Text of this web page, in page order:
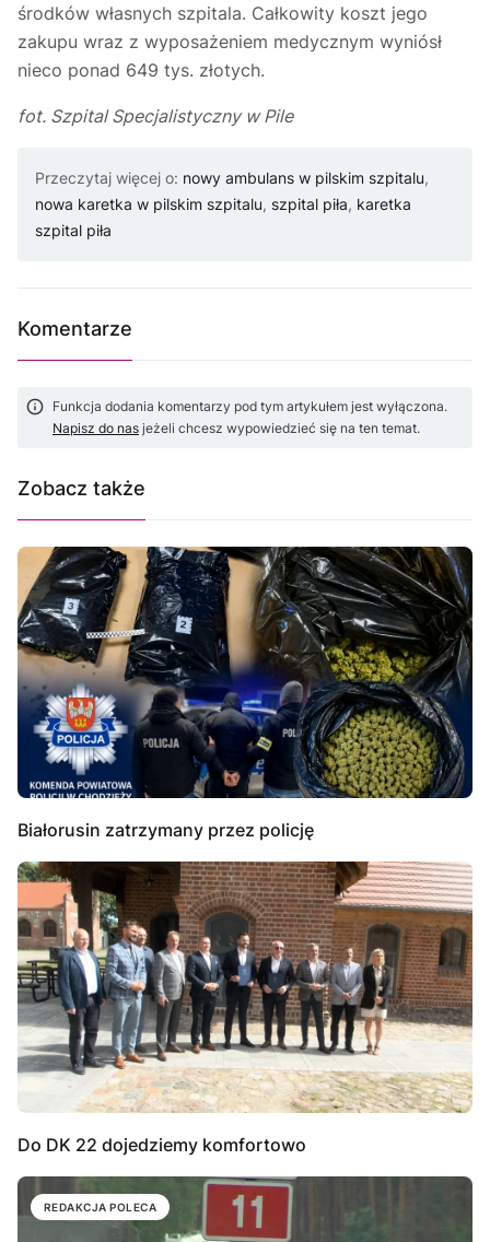
środków własnych szpitala. Całkowity koszt jego
zakupu wraz z wyposażeniem medycznym wyniósł
nieco ponad 649 tys. złotych.
fot. Szpital Specjalistyczny w Pile
Przeczytaj więcej o: nowy ambulans w pilskim szpitalu,
nowa karetka w pilskim szpitalu, szpital piła, karetka
szpital piła
Komentarze
Funkcja dodania komentarzy pod tym artykułem jest wyłączona.
Napisz do nas jeżeli chcesz wypowiedzieć się na ten temat.
Zobacz także
Białorusin zatrzymany przez policję
Do DK 22 dojedziemy komfortowo
REDAKCJA POLECA